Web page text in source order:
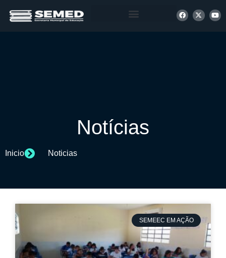
Notícias
Inicio Noticias
SEMEEC EM AÇÃO